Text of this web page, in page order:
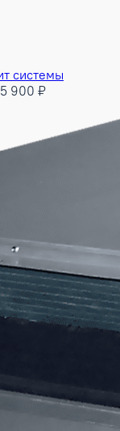
системы
900 ₽